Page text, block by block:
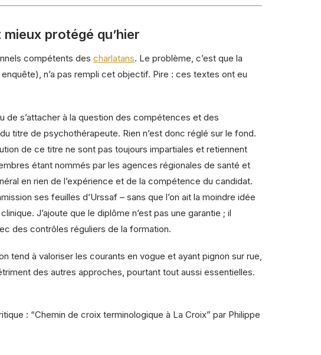
protégé qu’hier
compétents des charlatans. Le problème, c’est que la
n’a pas rempli cet objectif. Pire : ces textes ont eu
de s’attacher à la question des compétences et des
titre de psychothérapeute. Rien n’est donc réglé sur le fond.
de ce titre ne sont pas toujours impartiales et retiennent
étant nommés par les agences régionales de santé et
en rien de l’expérience et de la compétence du candidat.
ses feuilles d’Urssaf – sans que l’on ait la moindre idée
J’ajoute que le diplôme n’est pas une garantie ; il
des contrôles réguliers de la formation.
tend à valoriser les courants en vogue et ayant pignon sur rue,
des autres approches, pourtant tout aussi essentielles.
: “Chemin de croix terminologique à La Croix” par Philippe